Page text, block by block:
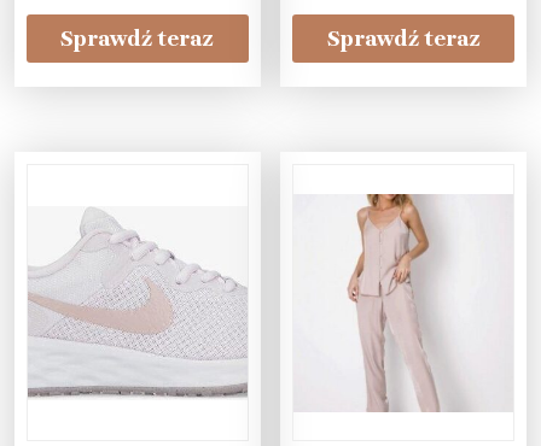
Sprawdź teraz Sprawdź teraz